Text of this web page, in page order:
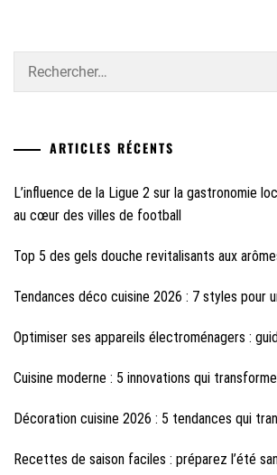
ARTICLES RÉCENTS
L’influence de la Ligue 2 sur la gastronomie
au cœur des villes de football
Top 5 des gels douche revitalisants aux
Tendances déco cuisine 2026 : 7 styles pour
Optimiser ses appareils électroménagers :
Cuisine moderne : 5 innovations qui
Décoration cuisine 2026 : 5 tendances qui
Recettes de saison faciles : préparez l’été